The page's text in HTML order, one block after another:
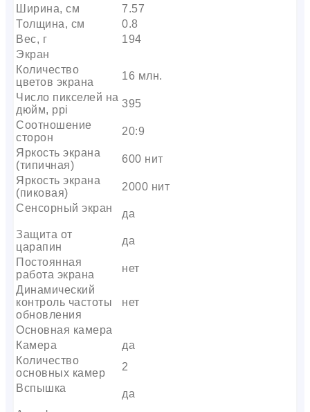
Ширина, см
7.57
Толщина, см
0.8
Вес, г
194
Экран
Количество
цветов экрана
16 млн.
Число пикселей на
дюйм, ppi
395
Соотношение
сторон
20:9
Яркость экрана
(типичная)
600 нит
Яркость экрана
(пиковая)
2000 нит
Сенсорный экран
да
Защита от
царапин
да
Постоянная
работа экрана
нет
Динамический
контроль частоты
обновления
нет
Основная камера
Камера
да
Количество
основных камер
2
Вспышка
да